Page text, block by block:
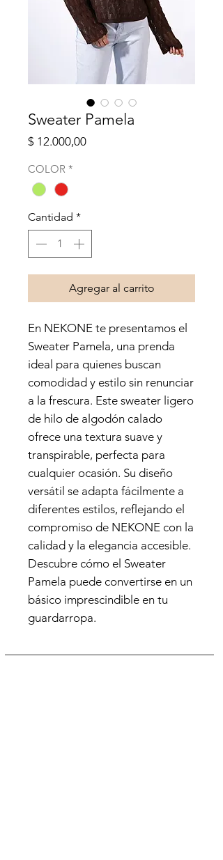
Sweater Pamela
$ 12.000,00Precio
COLOR *
Cantidad *
Agregar al carrito
En NEKONE te presentamos el
Sweater Pamela, una prenda
ideal para quienes buscan
comodidad y estilo sin renunciar
a la frescura. Este sweater ligero
de hilo de algodón calado
ofrece una textura suave y
transpirable, perfecta para
cualquier ocasión. Su diseño
versátil se adapta fácilmente a
diferentes estilos, reflejando el
compromiso de NEKONE con la
calidad y la elegancia accesible.
Descubre cómo el Sweater
Pamela puede convertirse en un
básico imprescindible en tu
guardarropa.